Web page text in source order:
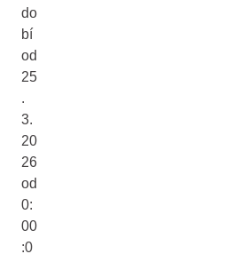
do
bí
od
25
.
3.
20
26
od
0:
00
:0